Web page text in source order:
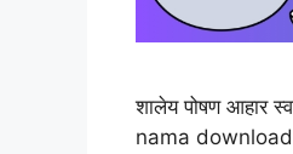
शालेय पोषण आहार
nama download